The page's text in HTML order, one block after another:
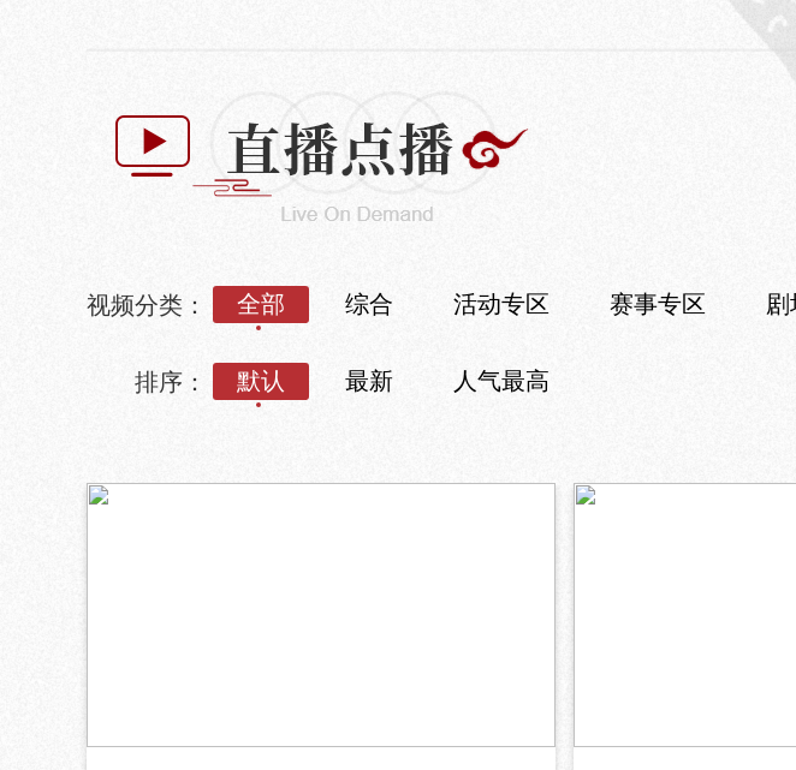
视频分类： 全部 综合 活动专区 赛事专区
排序： 默认 最新 人气最高